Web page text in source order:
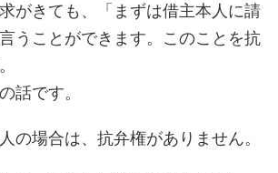
がきても、「まずは借主本人に請
うことができます。このことを抗
話です。
の場合は、抗弁権がありません。